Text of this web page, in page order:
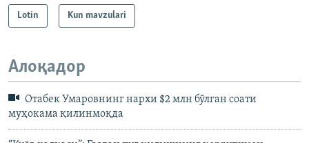
Lotin Kun mavzulari
Алоқадор
Отабек Умаровнинг нархи $2 млн бўлган соати
муҳокама қилинмоқда